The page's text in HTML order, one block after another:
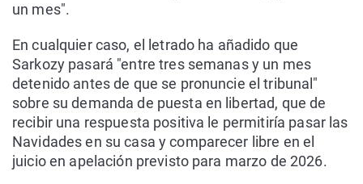
un mes".
En cualquier caso, el letrado ha añadido que
Sarkozy pasará "entre tres semanas y un mes
detenido antes de que se pronuncie el tribunal"
sobre su demanda de puesta en libertad, que de
recibir una respuesta positiva le permitiría pasar las
Navidades en su casa y comparecer libre en el
juicio en apelación previsto para marzo de 2026.